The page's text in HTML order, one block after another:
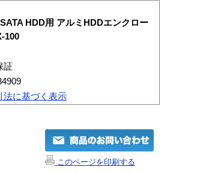
HDD用 アルミHDDエンクロー
100
証
法に基づく表示
このページを印刷する